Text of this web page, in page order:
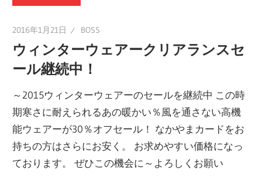
2016年1月21日 BOSS
ウィンターウェアークリアランスセ
ール継続中！
～2015ウィンターウェアーのセールを継続中 この時
期寒さに耐えられるあの暖かい％風を通さない高機
能ウェアーが30％オフセール！ なかやまカードをお
持ちの方はさらにお安く。 お求めやすい価格になっ
ております。 ぜひこの機会に～よろしくお願い